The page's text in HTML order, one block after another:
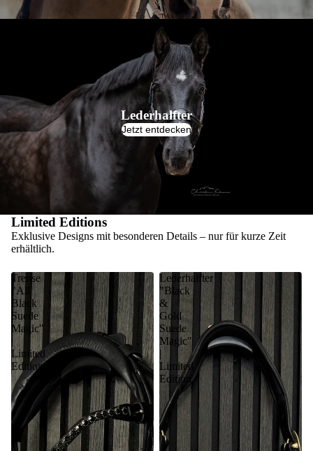
Lederhalfter
Jetzt entdecken
Limited Editions
Exklusive Designs mit besonderen Details – nur für kurze Zeit
erhältlich.
Trense
"All
Black
Suede
Magic"
Limited
Edition
Lederhalfter
"Black
&
Gold
Suede
Magic"
|
Limited
Edition